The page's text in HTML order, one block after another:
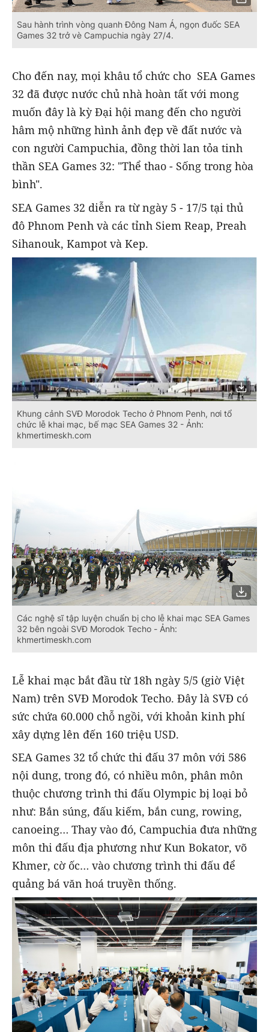
Sau hành trình vòng quanh Đông Nam Á, ngọn đuốc SEA
Games 32 trở vè Campuchia ngày 27/4.
Cho đến nay, mọi khâu tổ chức cho SEA Games
32 đã được nước chủ nhà hoàn tất với mong
muốn đây là kỳ Đại hội mang đến cho người
hâm mộ những hình ảnh đẹp về đất nước và
con người Campuchia, đồng thời lan tỏa tinh
thần SEA Games 32: "Thể thao - Sống trong hòa
bình".
SEA Games 32 diễn ra từ ngày 5 - 17/5 tại thủ
đô Phnom Penh và các tỉnh Siem Reap, Preah
Sihanouk, Kampot và Kep.
Khung cảnh SVĐ Morodok Techo ở Phnom Penh, nơi tổ
chức lễ khai mạc, bế mạc SEA Games 32 - Ảnh:
khmertimeskh.com
Các nghệ sĩ tập luyện chuẩn bị cho lễ khai mạc SEA Games
32 bên ngoài SVĐ Morodok Techo - Ảnh:
khmertimeskh.com
Lễ khai mạc bắt đầu từ 18h ngày 5/5 (giờ Việt
Nam) trên SVĐ Morodok Techo. Đây là SVĐ có
sức chứa 60.000 chỗ ngồi, với khoản kinh phí
xây dựng lên đến 160 triệu USD.
SEA Games 32 tổ chức thi đấu 37 môn với 586
nội dung, trong đó, có nhiều môn, phân môn
thuộc chương trình thi đấu Olympic bị loại bỏ
như: Bắn súng, đấu kiếm, bắn cung, rowing,
canoeing… Thay vào đó, Campuchia đưa những
môn thi đấu địa phương như Kun Bokator, võ
Khmer, cờ ốc… vào chương trình thi đấu để
quảng bá văn hoá truyền thống.